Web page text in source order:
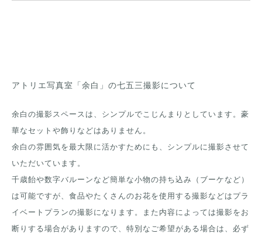
アトリエ写真室「余白」の七五三撮影について
余白の撮影スペースは、シンプルでこじんまりとしています。豪
華なセットや飾りなどはありません。
余白の雰囲気を最大限に活かすためにも、シンプルに撮影させて
いただいています。
千歳飴や数字バルーンなど簡単な小物の持ち込み（ブーケなど）
は可能ですが、食品やたくさんのお花を使用する撮影などはプラ
イベートプランの撮影になります。また内容によっては撮影をお
断りする場合がありますので、特別なご希望がある場合は、必ず